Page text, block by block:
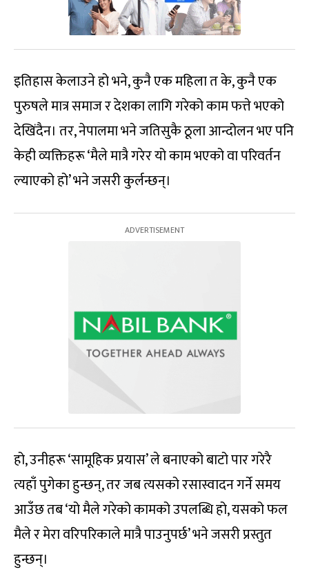
इतिहास केलाउने हो भने, कुनै एक महिला त के, कुनै एक
पुरुषले मात्र समाज र देशका लागि गरेको काम फत्ते भएको
देखिंदैन। तर, नेपालमा भने जतिसुकै ठूला आन्दोलन भए पनि
केही व्यक्तिहरू ‘मैले मात्रै गरेर यो काम भएको वा परिवर्तन
ल्याएको हो’ भने जसरी कुर्लन्छन्।
हो, उनीहरू ‘सामूहिक प्रयास’ ले बनाएको बाटो पार गरेरै
त्यहाँ पुगेका हुन्छन्, तर जब त्यसको रसास्वादन गर्ने समय
आउँछ तब ‘यो मैले गरेको कामको उपलब्धि हो, यसको फल
मैले र मेरा वरिपरिकाले मात्रै पाउनुपर्छ’ भने जसरी प्रस्तुत
हुन्छन्।